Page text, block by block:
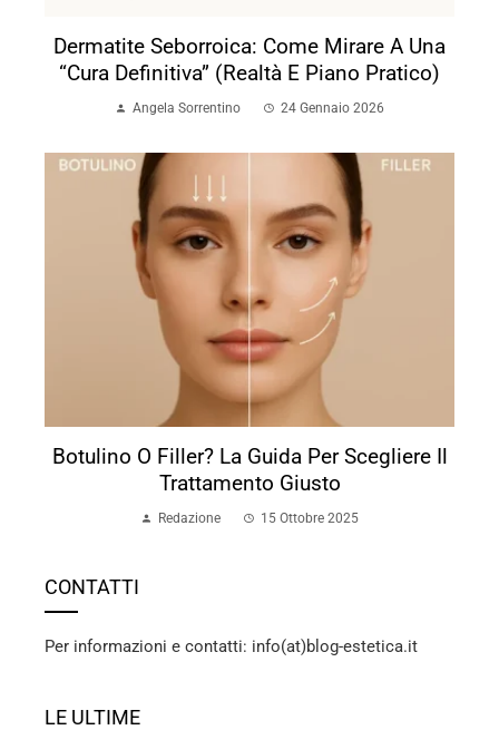
Dermatite Seborroica: Come Mirare A Una
“cura Definitiva” (realtà E Piano Pratico)
Angela Sorrentino 24 Gennaio 2026
Botulino O Filler? La Guida Per Scegliere Il
Trattamento Giusto
Redazione 15 Ottobre 2025
CONTATTI
Per informazioni e contatti: info(at)blog-estetica.it
LE ULTIME